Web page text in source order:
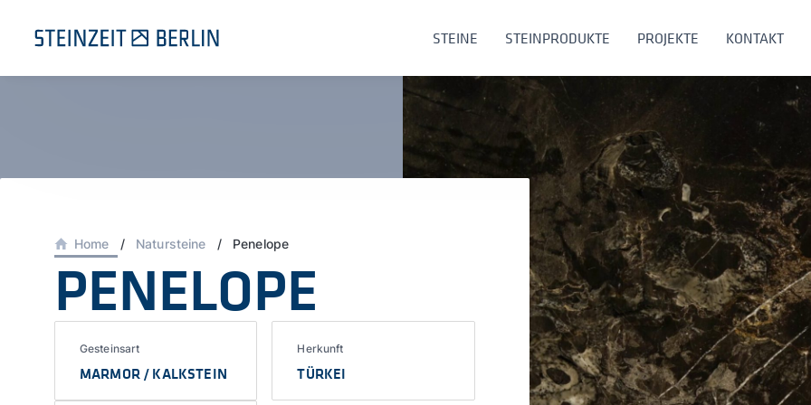
Inhalt
STEINE STEINPRODUKTE PROJEKTE KONTAKT
Home / Natursteine / Penelope
PENELOPE
MARMOR / KALKSTEIN
Gesteinsart
TÜRKEI
Herkunft